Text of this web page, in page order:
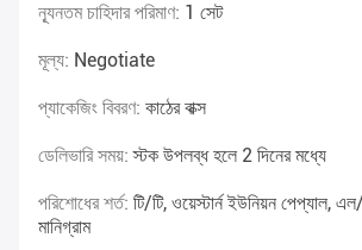
ন্যূনতম চাহিদার পরিমাণ: 1 সেট
মূল্য: Negotiate
প্যাকেজিং বিবরণ: কাঠের বাক্স
ডেলিভারি সময়:স্টক উপলব্ধ হলে 2 দিনের মধ্যে
পরিশোধের শর্ত: টি/টি, ওয়েস্টার্ন ইউনিয়ন পেপ্যাল,
মানিগ্রাম